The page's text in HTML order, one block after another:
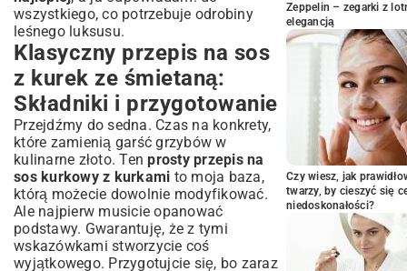
Co zrobić, gdy sos jest zbyt rzadki lub za
gęsty?
Gdzie szukać najlepszych kurek?
Wskazówki dla grzybiarzy
Podsumowanie: Sos kurkowy –
królewski smak jesieni i lata
wszystkiego, co potrzebuje odrobiny
leśnego luksusu.
Klasyczny przepis na sos
z kurek ze śmietaną:
Składniki i przygotowanie
Przejdźmy do sedna. Czas na konkrety,
które zamienią garść grzybów w
kulinarne złoto. Tenprosty przepis na
sos kurkowy z kurkami to moja baza,
którą możecie dowolnie modyfikować.
Ale najpierw musicie opanować
podstawy. Gwarantuję, że z tymi
wskazówkami stworzycie coś
wyjątkowego. Przygotujcie się, bo zaraz
Zeppelin – zegarki z
elegancją
Czy wiesz, jak
twarzy, by cieszyć się
niedoskonałości?